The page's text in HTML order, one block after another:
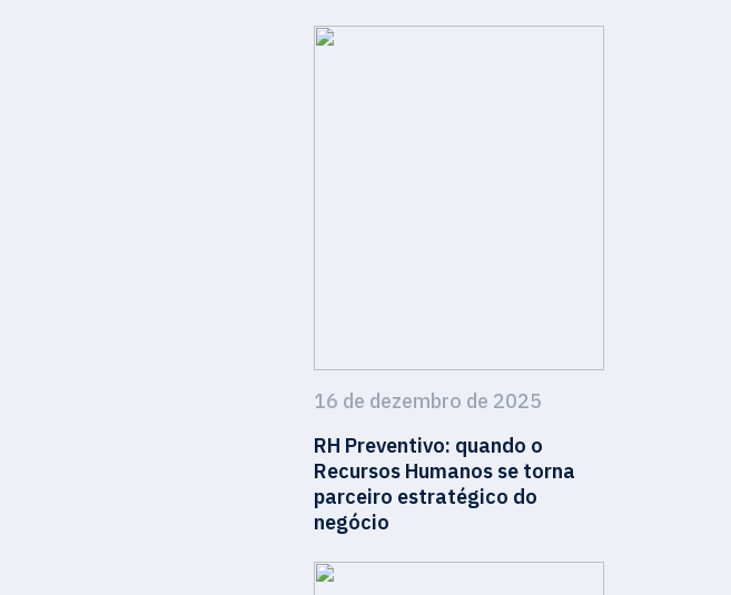
16 de dezembro de 2025
RH Preventivo: quando o
Recursos Humanos se torna
parceiro estratégico do
negócio